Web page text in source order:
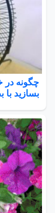
چگونه در
بسازید